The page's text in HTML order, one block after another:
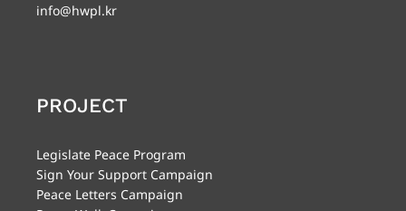
info@hwpl.kr
PROJECT
Legislate Peace Program
Sign Your Support Campaign
Peace Letters Campaign